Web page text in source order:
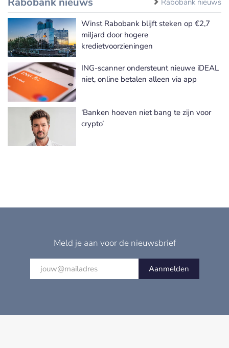
Rabobank nieuws
Winst Rabobank blijft steken op €2,7
miljard door hogere
kredietvoorzieningen
ING-scanner ondersteunt nieuwe iDEAL
niet, online betalen alleen via app
‘Banken hoeven niet bang te zijn voor
crypto’
Meld je aan voor de nieuwsbrief
Aanmelden